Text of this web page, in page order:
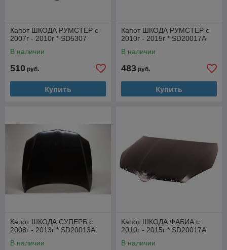
Капот ШКОДА РУМСТЕР с
2007г - 2010г * SD5307
В наличии
510 руб.
Купить
Капот ШКОДА РУМСТЕР с
2010г - 2015г * SD20017A
В наличии
483 руб.
Купить
Капот ШКОДА СУПЕРБ с
2008г - 2013г * SD20013A
В наличии
Капот ШКОДА ФАБИА с
2010г - 2015г * SD20017A
В наличии